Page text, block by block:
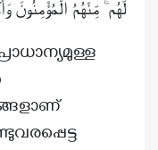
لَّهُم ۚ مِّنْهُمُ الْمُؤْمِنُونَ